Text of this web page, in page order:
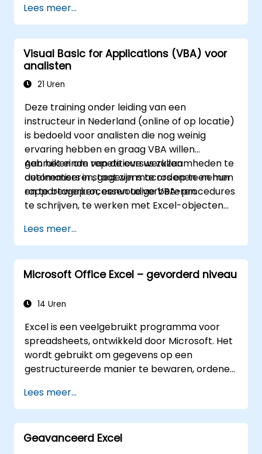
beheer van werkboeken, het opstellen van
complexe formules met behulp van krachtige
functies, het formatteren van cellen, het
maken van professionele grafieken en
diagrammen, het werken met PivotTables en
datalijsten, evenals het gebruik van grafische
bedrijfsanalisten, accountants, data-experts
en kantoorpersoneel die hun Excel-
vaardigheden van een gemiddeld naar een
expertniveau willen brengen. Ontwikkel uw
analytisch vermogen, stroomlijn
rapportageprocessen en ontgrendel alle
mogelijkheden van Microsoft Excel om betere
beslissingen te nemen en de productiviteit op
het werk te verhogen.
Lees meer...
Visual Basic for Applications (VBA) voor
analisten
21 Uren
Deze training onder leiding van een
instructeur in Nederland (online of op locatie)
is bedoeld voor analisten die nog weinig
ervaring hebben en graag VBA willen
gebruiken om repetitieve werkzaamheden te
automatiseren, gegevens te ordenen en hun
rapportageprocessen te verbeteren.
Aan het einde van de cursus zullen
deelnemers in staat zijn macros op te nemen
en te bewerken, eenvoudige VBA-procedures
te schrijven, te werken met Excel-objecten
basisautomatiseringsoplossingen te
debuggen.
Lees meer...
Microsoft Office Excel – gevorderd niveau
14 Uren
Excel is een veelgebruikt programma voor
spreadsheets, ontwikkeld door Microsoft. Het
wordt gebruikt om gegevens op een
gestructureerde manier te bewaren, ordenen
belangrijke kenmerken van Excel: 1.
Spreadsheets: Het bestaat uit verschillende
werkbladen; elk werkblad is een raster van
cellen gerangschikt in rijen en kolommen. U
Lees meer...
Geavanceerd Excel